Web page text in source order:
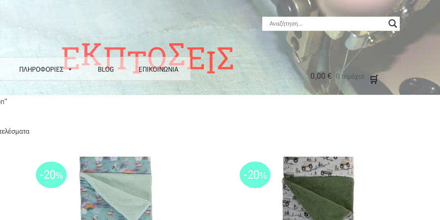
ΠΛΗΡΟΦΟΡΙΕΣ BLOG ΕΠΙΚΟΙΝΩΝΙΑ
ΕπιστροφέςΗ εταιρεία μαςΘάλασσαΚαλάθιΚατάστημαΛογαριασμός
0,00 € 0 τεμάχια
-20% -20%